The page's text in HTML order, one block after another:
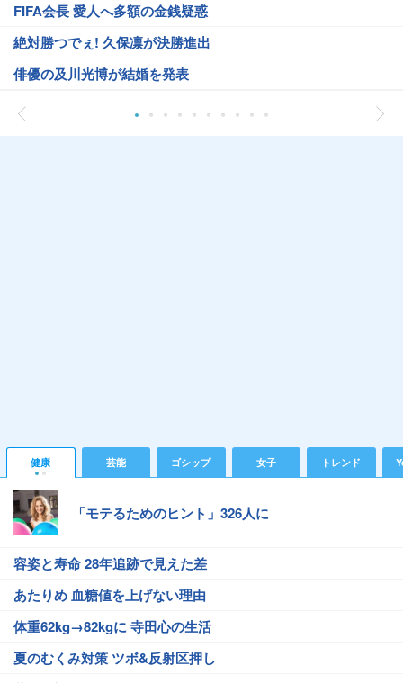
FIFA会長 愛人へ多額の金銭疑惑
絶対勝つでぇ! 久保凛が決勝進出
俳優の及川光博が結婚を発表
健康 芸能 ゴシップ 女子 トレンド
「モテるためのヒント」326人に
容姿と寿命 28年追跡で見えた差
あたりめ 血糖値を上げない理由
体重62kg→82kgに 寺田心の生活
夏のむくみ対策 ツボ&反射区押し